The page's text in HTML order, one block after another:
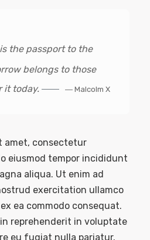
the passport to the
belongs to those
it today.
― Malcolm X
amet, consectetur
eiusmod tempor incididunt
aliqua. Ut enim ad
exercitation ullamco
ea commodo consequat.
reprehenderit in voluptate
eu fugiat nulla pariatur.